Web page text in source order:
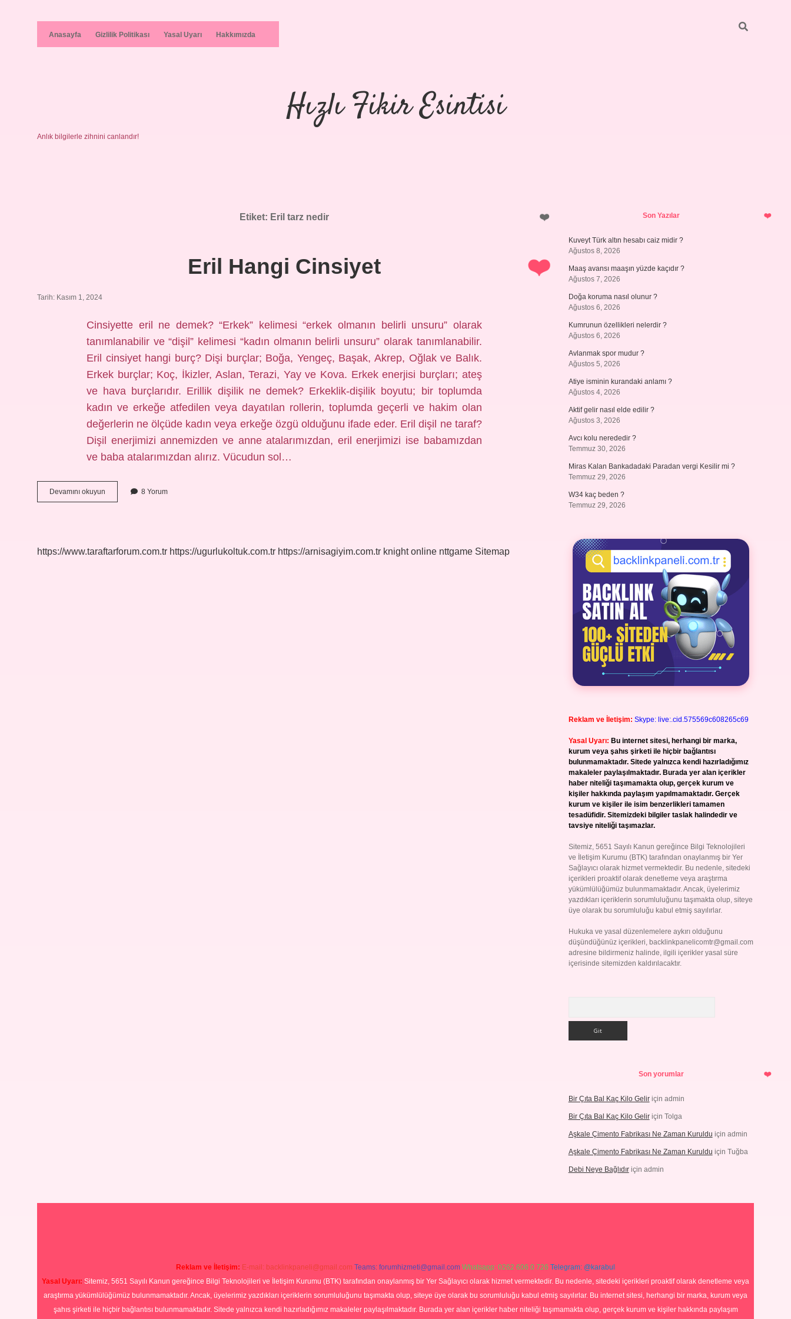
Anasayfa Gizlilik Politikası Yasal Uyarı Hakkımızda
Hızlı Fikir Esintisi
Anlık bilgilerle zihnini canlandır!
Etiket: Eril tarz nedir
Eril Hangi Cinsiyet
Tarih: Kasım 1, 2024
Cinsiyette eril ne demek? “Erkek” kelimesi “erkek olmanın belirli unsuru” olarak
tanımlanabilir ve “dişil” kelimesi “kadın olmanın belirli unsuru” olarak tanımlanabilir.
Eril cinsiyet hangi burç? Dişi burçlar; Boğa, Yengeç, Başak, Akrep, Oğlak ve Balık.
Erkek burçlar; Koç, İkizler, Aslan, Terazi, Yay ve Kova. Erkek enerjisi burçları; ateş
ve hava burçlarıdır. Erillik dişilik ne demek? Erkeklik-dişilik boyutu; bir toplumda
kadın ve erkeğe atfedilen veya dayatılan rollerin, toplumda geçerli ve hakim olan
değerlerin ne ölçüde kadın veya erkeğe özgü olduğunu ifade eder. Eril dişil ne taraf?
Dişil enerjimizi annemizden ve anne atalarımızdan, eril enerjimizi ise babamızdan
ve baba atalarımızdan alırız. Vücudun sol…
Devamını okuyun
Hangi
8 Yorum
https://www.taraftarforum.com.tr https://ugurlukoltuk.com.tr https://arnisagiyim.com.tr knight online nttgame Sitemap
SidebarSon Yazılar
Kuveyt Türk altın hesabı caiz midir ?
Ağustos 8, 2026
Maaş avansı maaşın yüzde kaçıdır ?
Ağustos 7, 2026
Doğa koruma nasıl olunur ?
Ağustos 6, 2026
Kumrunun özellikleri nelerdir ?
Ağustos 6, 2026
Avlanmak spor mudur ?
Ağustos 5, 2026
Atiye isminin kurandaki anlamı ?
Ağustos 4, 2026
Aktif gelir nasıl elde edilir ?
Ağustos 3, 2026
Avcı kolu nerededir ?
Temmuz 30, 2026
Miras Kalan Bankadadaki Paradan vergi Kesilir mi ?
Temmuz 29, 2026
W34 kaç beden ?
Temmuz 29, 2026
Reklam ve İletişim: Skype: live:.cid.575569c608265c69
Yasal Uyarı: Bu internet sitesi, herhangi bir marka,
kurum veya şahıs şirketi ile hiçbir bağlantısı
bulunmamaktadır. Sitede yalnızca kendi hazırladığımız
makaleler paylaşılmaktadır. Burada yer alan içerikler
haber niteliği taşımamakta olup, gerçek kurum ve
kişiler hakkında paylaşım yapılmamaktadır. Gerçek
kurum ve kişiler ile isim benzerlikleri tamamen
tesadüfidir. Sitemizdeki bilgiler taslak halindedir ve
tavsiye niteliği taşımazlar.
Sitemiz, 5651 Sayılı Kanun gereğince Bilgi Teknolojileri
ve İletişim Kurumu (BTK) tarafından onaylanmış bir Yer
Sağlayıcı olarak hizmet vermektedir. Bu nedenle, sitedeki
içerikleri proaktif olarak denetleme veya araştırma
yükümlülüğümüz bulunmamaktadır. Ancak, üyelerimiz
yazdıkları içeriklerin sorumluluğunu taşımakta olup, siteye
üye olarak bu sorumluluğu kabul etmiş sayılırlar.
Hukuka ve yasal düzenlemelere aykırı olduğunu
düşündüğünüz içerikleri, backlinkpanelicomtr@gmail.com
adresine bildirmeniz halinde, ilgili içerikler yasal süre
içerisinde sitemizden kaldırılacaktır.
Son yorumlar
Bir Çıta Bal Kaç Kilo Geliriçin admin
Bir Çıta Bal Kaç Kilo Geliriçin Tolga
Aşkale Çimento Fabrikası Ne Zaman Kuruldu için admin
Aşkale Çimento Fabrikası Ne Zaman Kuruldu için Tuğba
Debi Neye Bağlıdıriçin admin
Reklam ve İletişim: E-mail: backlinkpaneli@gmail.com Teams: forumhizmeti@gmail.com Whatsapp: 0262 606 0 726 Telegram: @karabul
Yasal Uyarı: Sitemiz, 5651 Sayılı Kanun gereğince Bilgi Teknolojileri ve İletişim Kurumu (BTK) tarafından onaylanmış bir Yer Sağlayıcı olarak hizmet vermektedir. Bu nedenle, sitedeki içerikleri proaktif olarak denetleme veya
araştırma yükümlülüğümüz bulunmamaktadır. Ancak, üyelerimiz yazdıkları içeriklerin sorumluluğunu taşımakta olup, siteye üye olarak bu sorumluluğu kabul etmiş sayılırlar. Bu internet sitesi, herhangi bir marka, kurum veya
şahıs şirketi ile hiçbir bağlantısı bulunmamaktadır. Sitede yalnızca kendi hazırladığımız makaleler paylaşılmaktadır. Burada yer alan içerikler haber niteliği taşımamakta olup, gerçek kurum ve kişiler hakkında paylaşım